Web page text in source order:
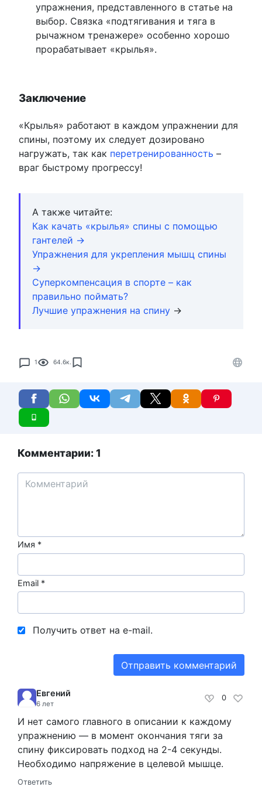
упражнения, представленного в статье на
выбор. Связка «подтягивания и тяга в
рычажном тренажере» особенно хорошо
прорабатывает «крылья».
Заключение
«Крылья» работают в каждом упражнении для
спины, поэтому их следует дозировано
нагружать, так как перетренированность –
враг быстрому прогрессу!
А также читайте:
Как качать «крылья» спины с помощью
гантелей →
Упражнения для укрепления мышц спины
→
Суперкомпенсация в спорте – как
правильно поймать?
Лучшие упражнения на спину →
1 64.6к.
Комментарии: 1
Имя *
Email *
Получить ответ на e-mail.
Евгений
6 лет
0
И нет самого главного в описании к каждому
упражнению — в момент окончания тяги за
спину фиксировать подход на 2-4 секунды.
Необходимо напряжение в целевой мышце.
Ответить